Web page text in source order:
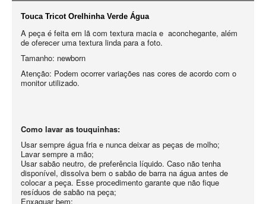
Touca Tricot Orelhinha Verde Água
A peça é feita em lã com textura macia e aconchegante, além
de oferecer uma textura linda para a foto.
Tamanho: newborn
Atenção: Podem ocorrer variações nas cores de acordo com o
monitor utilizado.
Como lavar as touquinhas:
Usar sempre água fria e nunca deixar as peças de molho;
Lavar sempre a mão;
Usar sabão neutro, de preferência líquido. Caso não tenha
disponível, dissolva bem o sabão de barra na água antes de
colocar a peça. Esse procedimento garante que não fique
resíduos de sabão na peça;
Enxaguar bem;